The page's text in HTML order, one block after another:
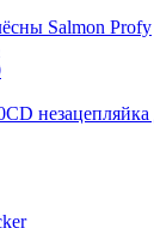
Salmon Profy